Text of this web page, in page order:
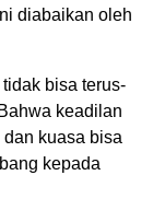
diabaikan oleh
bisa terus-
keadilan
kuasa bisa
kepada